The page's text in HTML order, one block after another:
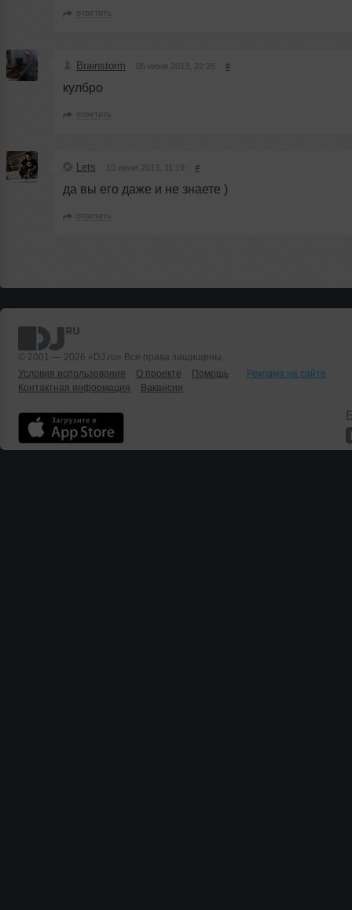
ответить
Brainstorm 05 июня 2013, 22:25 #
кулбро
ответить
Lets 10 июня 2013, 11:19 #
да вы его даже и не знаете )
ответить
© 2001 — 2026 «DJ.ru» Все права защищены.
Условия использования
О проекте Помощь
Реклама на сайте
Контактная информация
Вакансии